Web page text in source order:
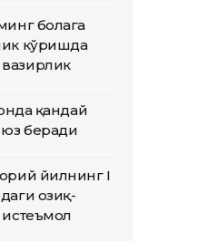
болага
кўришда
қандай
беради
йилнинг I
озиқ-
истеъмол